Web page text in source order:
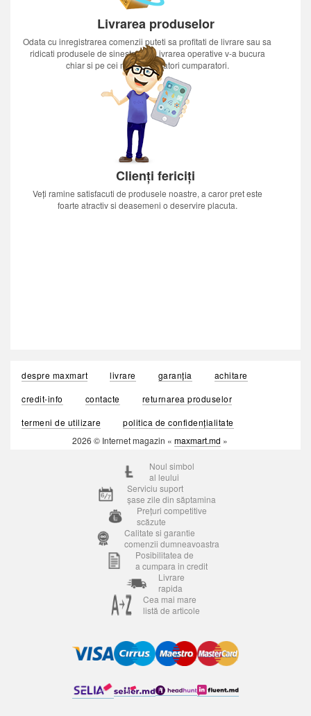
Livrarea produselor
Odata cu inregistrarea comenzii puteti sa profitati de livrare sau sa
ridicati produsele de sinestatator.Livrarea operative v-a bucura
chiar si pe cei mai nerabdatori cumparatori.
Clienți fericiți
Veți ramine satisfacuti de produsele noastre, a caror pret este
foarte atractiv si deasemeni o deservire placuta.
despre maxmart livrare garanția
achitare
credit-info
contacte
returnarea produselor
termeni de utilizare
politica de confidențialitate
2026 © Internet magazin « maxmart.md »
Noul simbol
al leului
Serviciu suport
șase zile din săptamina
Prețuri competitive
scăzute
Calitate si garantie
comenzii dumneavoastra
Posibilitatea de
a cumpara in credit
Livrare
rapida
Cea mai mare
listă de articole